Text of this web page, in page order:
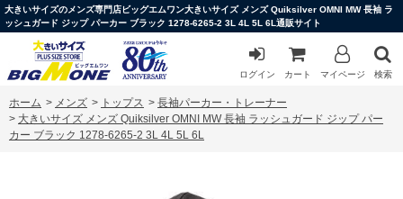
大きいサイズのメンズ専門店ビッグエムワン大きいサイズ メンズ Quiksilver OMNI MW 長袖 ラ
ッシュガード ジップ パーカー ブラック 1278-6265-2 3L 4L 5L 6L通販サイト
ログイン カート マイページ 検索
ホーム > メンズ > トップス > 長袖パーカー・トレーナー
> 大きいサイズ メンズ Quiksilver OMNI MW 長袖 ラッシュガード ジップ パー
カー ブラック 1278-6265-2 3L 4L 5L 6L